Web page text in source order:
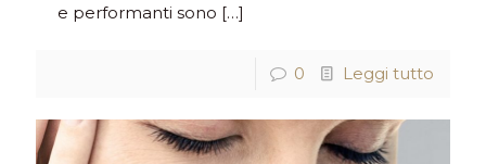
e performanti sono […]
0 Leggi tutto